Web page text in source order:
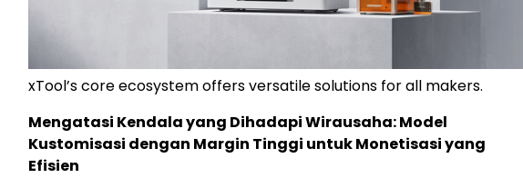
xTool’s core ecosystem offers versatile solutions for all makers.
Mengatasi Kendala yang Dihadapi Wirausaha: Model
Kustomisasi dengan Margin Tinggi untuk Monetisasi yang
Efisien